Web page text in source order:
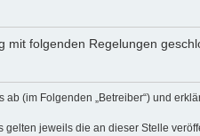
mit folgenden Regelungen
(im Folgenden „Betreiber“) und
jeweils die an dieser Stelle